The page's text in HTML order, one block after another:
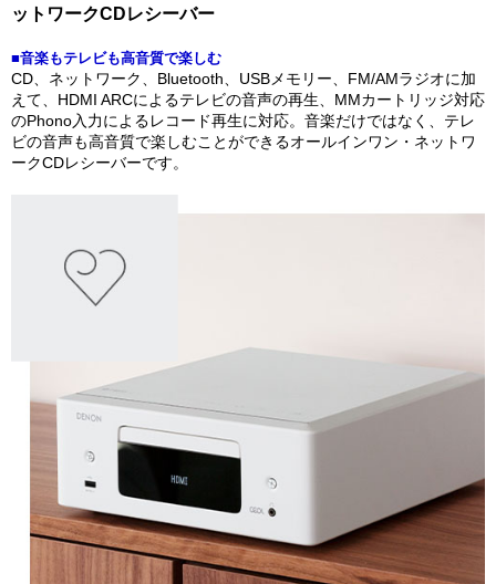
ットワークCDレシーバー
■音楽もテレビも高音質で楽しむ
CD、ネットワーク、Bluetooth、USBメモリー、FM/AMラジオに加
えて、HDMI ARCによるテレビの音声の再生、MMカートリッジ対応
のPhono入力によるレコード再生に対応。音楽だけではなく、テレ
ビの音声も高音質で楽しむことができるオールインワン・ネットワ
ークCDレシーバーです。